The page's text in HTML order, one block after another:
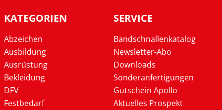
KATEGORIEN
Abzeichen
Ausbildung
Ausrüstung
Bekleidung
DFV
Festbedarf
SERVICE
Bandschnallenkatalog
Newsletter-Abo
Downloads
Sonderanfertigungen
Gutschein Apollo
Aktuelles Prospekt